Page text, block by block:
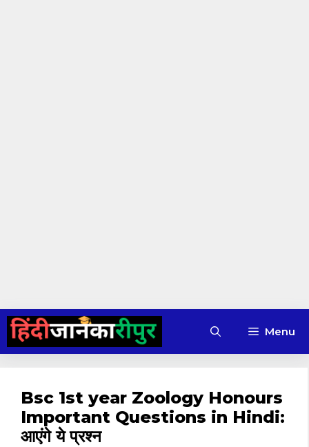
Skip
content
Menu
Bsc 1st year Zoology Honours
Important Questions in Hindi:
आएंगे ये प्रश्न